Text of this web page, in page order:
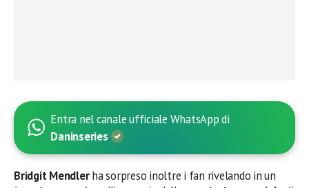
Entra nel canale ufficiale WhatsApp di
Daninseries
Bridgit Mendlerha sorpreso inoltre i fan rivelando in un